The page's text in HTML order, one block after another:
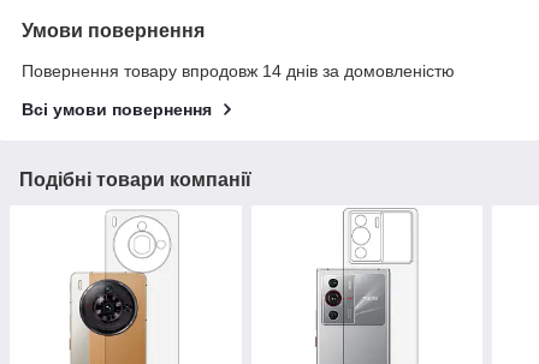
Умови повернення
Повернення товару впродовж 14 днів за домовленістю
Всі умови повернення
Подібні товари компанії